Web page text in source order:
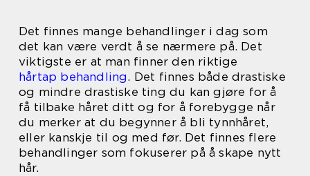
Det finnes mange behandlinger i dag som
det kan være verdt å se nærmere på. Det
viktigste er at man finner den riktige
hårtap behandling. Det finnes både drastiske
og mindre drastiske ting du kan gjøre for å
få tilbake håret ditt og for å forebygge når
du merker at du begynner å bli tynnhåret,
eller kanskje til og med før. Det finnes flere
behandlinger som fokuserer på å skape nytt
hår.